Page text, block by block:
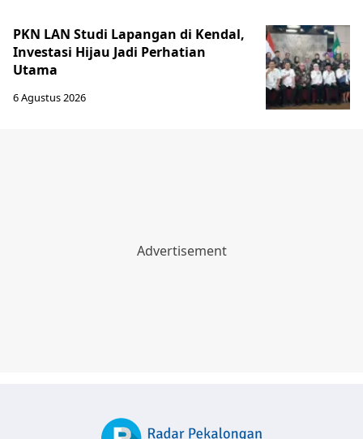
PKN LAN Studi Lapangan di Kendal,
Investasi Hijau Jadi Perhatian
Utama
6 Agustus 2026